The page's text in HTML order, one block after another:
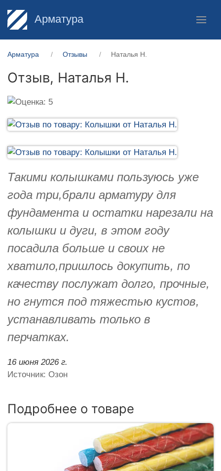
Арматура
Арматура Отзывы Наталья Н.
Отзыв, Наталья Н.
Такими колышками пользуюсь уже
года три,брали арматуру для
фундамента и остатки нарезали на
колышки и дуги, в этом году
посадила больше и своих не
хватило,пришлось докупить, по
качеству послужат долго, прочные,
но гнутся под тяжестью кустов,
устанавливать только в
перчатках.
16 июня 2026 г.
Источник: Озон
Подробнее о товаре